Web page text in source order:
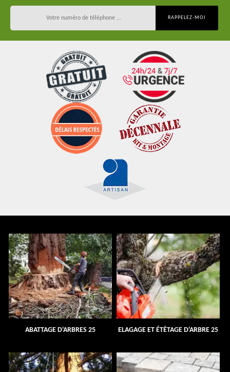
ABATTAGE D'ARBRES 25 ELAGAGE ET ÉTÊTAGE D'ARBRE 25